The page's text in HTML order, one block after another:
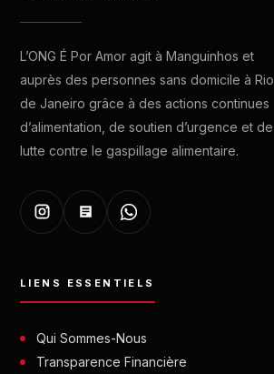
L’ONG É Por Amor agit à Manguinhos et
auprès des personnes sans domicile à Rio
de Janeiro grâce à des actions continues
d’alimentation, de soutien d’urgence et de
lutte contre le gaspillage alimentaire.
LIENS ESSENTIELS
Qui Sommes-Nous
Transparence Financière